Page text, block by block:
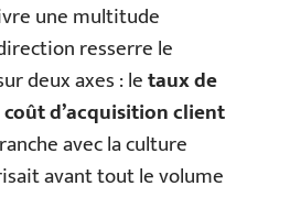
une multitude
resserre le
deux axes : letaux de
coût d’acquisition client
avec la culture
avant tout le volume